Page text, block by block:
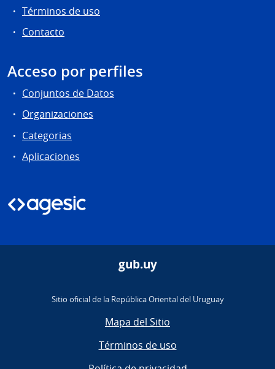
Términos de uso
Contacto
Acceso por perfiles
Conjuntos de Datos
Organizaciones
Categorias
Aplicaciones
gub.uy
Sitio oficial de la República Oriental del Uruguay
Mapa del Sitio
Términos de uso